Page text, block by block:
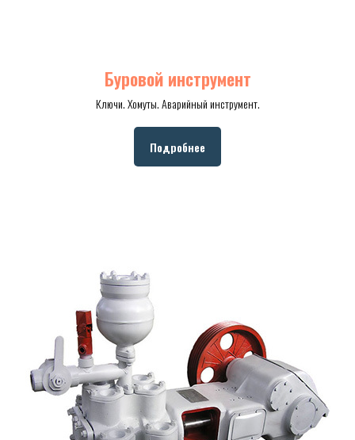
Буровой инструмент
Ключи. Хомуты. Аварийный инструмент.
Подробнее